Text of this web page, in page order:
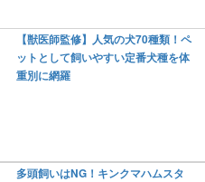
【獣医師監修】人気の犬70種類！ペ
ットとして飼いやすい定番犬種を体
重別に網羅
多頭飼いはNG！キンクマハムスタ